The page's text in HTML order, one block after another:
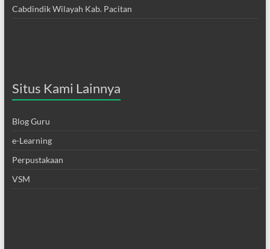
Cabdindik Wilayah Kab. Pacitan
Situs Kami Lainnya
Blog Guru
e-Learning
Perpustakaan
VSM